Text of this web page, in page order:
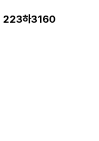
223하3160